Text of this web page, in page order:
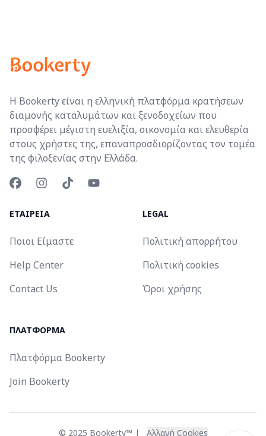
Η Bookerty είναι η ελληνική πλατφόρμα κρατήσεων
διαμονής καταλυμάτων και ξενοδοχείων που
προσφέρει μέγιστη ευελιξία, οικονομία και ελευθερία
στους χρήστες της, επαναπροσδιορίζοντας τον τομέα
της φιλοξενίας στην Ελλάδα.
ΕΤΑΙΡΕΙΑ
Ποιοι Είμαστε
Help Center
Contact Us
LEGAL
Πολιτική απορρήτου
Πολιτική cookies
Όροι χρήσης
ΠΛΑΤΦΟΡΜΑ
Πλατφόρμα Bookerty
Join Bookerty
© 2025 Bookerty™ | Αλλαγή Cookies